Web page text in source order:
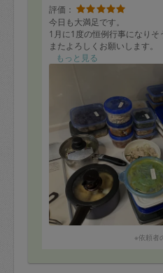
評価：
今日も大満足です。
1月に1度の恒例行事になりそ
またよろしくお願いします。
もっと見る
※依頼者